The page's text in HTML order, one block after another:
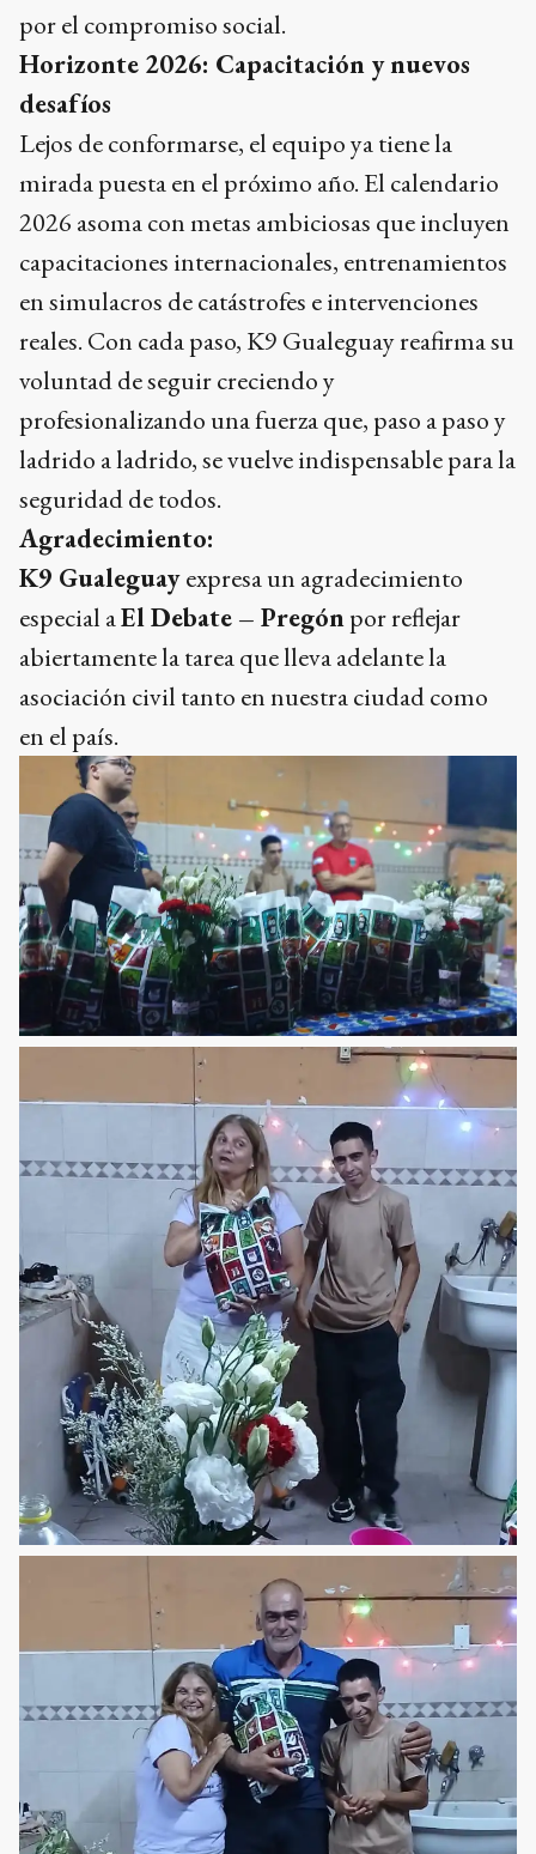
por el compromiso social.
Horizonte 2026: Capacitación y nuevos
desafíos
Lejos de conformarse, el equipo ya tiene la
mirada puesta en el próximo año. El calendario
2026 asoma con metas ambiciosas que incluyen
capacitaciones internacionales, entrenamientos
en simulacros de catástrofes e intervenciones
reales. Con cada paso, K9 Gualeguay reafirma su
voluntad de seguir creciendo y
profesionalizando una fuerza que, paso a paso y
ladrido a ladrido, se vuelve indispensable para la
seguridad de todos.
Agradecimiento:
K9 Gualeguayexpresa un agradecimiento
especial aEl Debate – Pregónpor reflejar
abiertamente la tarea que lleva adelante la
asociación civil tanto en nuestra ciudad como
en el país.